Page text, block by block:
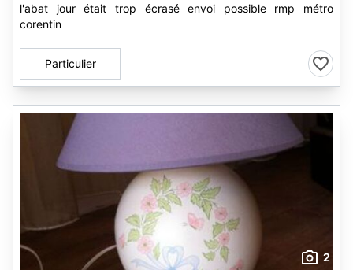
l'abat jour était trop écrasé envoi possible rmp métro
corentin
Particulier
2